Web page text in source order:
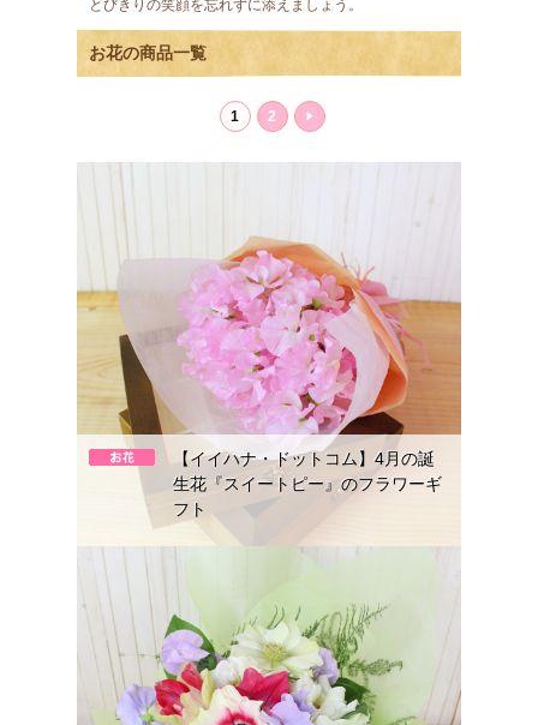
とびきりの笑顔を忘れずに添えましょう。
お花の商品一覧
1 2
【イイハナ・ドットコム】4月の誕
生花『スイートピー』のフラワーギ
フト